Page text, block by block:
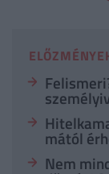
mától
Nem